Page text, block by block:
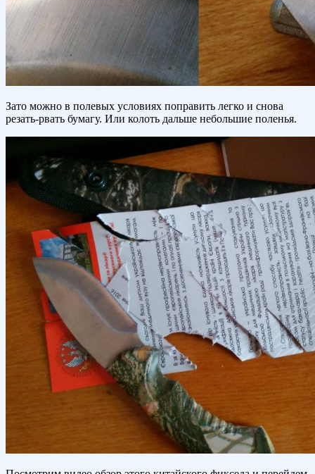
Зато можно в полевых условиях поправить легко и снова
резать-рвать бумагу. Или колоть дальше небольшие поленья.